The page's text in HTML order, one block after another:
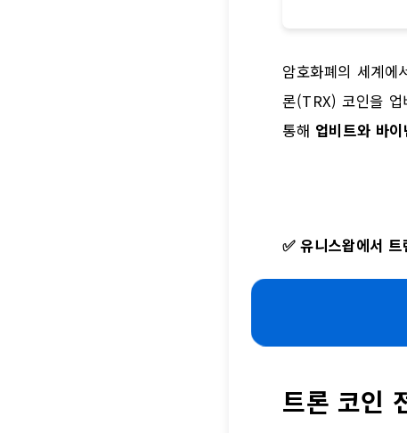
암호화폐의 세계
론(TRX) 코인을 업
통해 업비트와 바
✅유니스왑에서
트론 코인